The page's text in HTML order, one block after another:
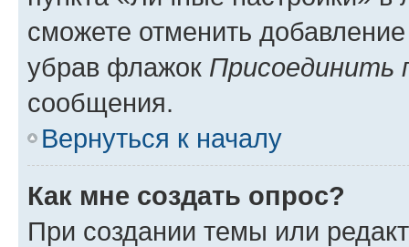
сможете отменить
убрав флажок Присоединить
сообщения.
Вернуться к началу
Как мне создать опрос?
При создании темы или